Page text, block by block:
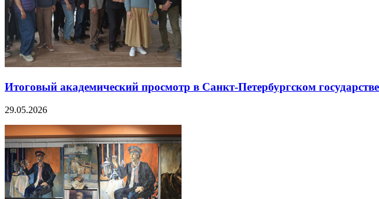
Итоговый академический просмотр в Санкт-Петербургском
29.05.2026